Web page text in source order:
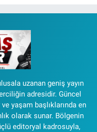
uzanan geniş yayın
adresidir. Güncel
yaşam başlıklarında en
olarak sunar. Bölgenin
editoryal kadrosuyla,